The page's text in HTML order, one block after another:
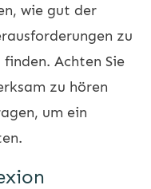
wie gut der
zu
Achten Sie
zu hören
um ein